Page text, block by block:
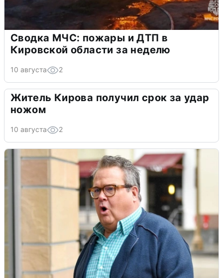
Сводка МЧС: пожары и ДТП в
Кировской области за неделю
10 августа 2
Житель Кирова получил срок за удар
ножом
10 августа 2